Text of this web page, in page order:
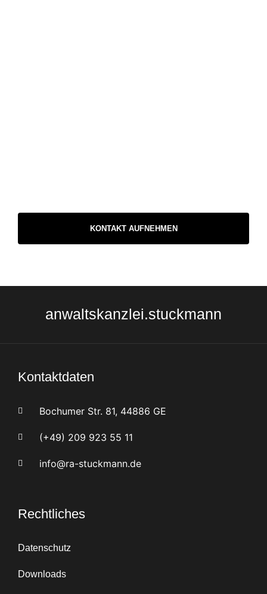
KONTAKT AUFNEHMEN
anwaltskanzlei.stuckmann
Kontaktdaten
Bochumer Str. 81, 44886 GE
(+49) 209 923 55 11
info@ra-stuckmann.de
Rechtliches
Datenschutz
Downloads